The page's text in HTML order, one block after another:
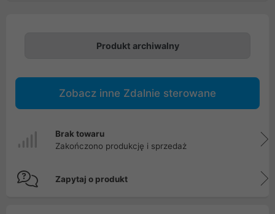
Produkt archiwalny
Zobacz inne Zdalnie sterowane
Brak towaru
Zakończono produkcję i sprzedaż
Zapytaj o produkt